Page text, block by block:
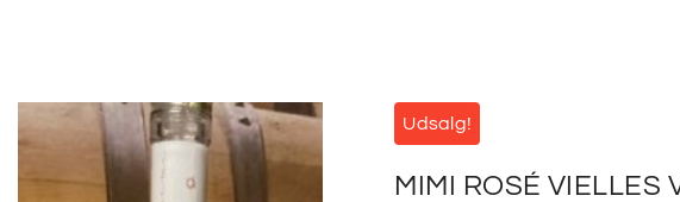
Udsalg!
MIMI ROSÉ VIELLES